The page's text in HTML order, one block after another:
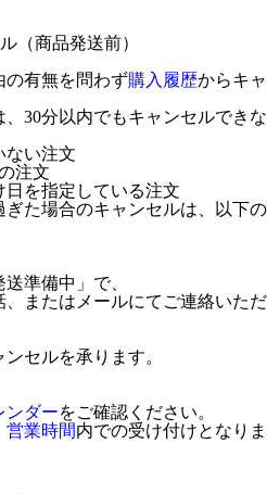
（商品発送前）
の有無を問わず購入履歴からキャ
30分以内でもキャンセルできな
ない注文
注文
日を指定している注文
ぎた場合のキャンセルは、以下の
準備中」で、
、またはメールにてご連絡いただ
セルを承ります。
ンダーをご確認ください。
営業時間内での受け付けとなりま